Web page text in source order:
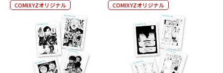
COMIXYZオリジナル COMIXYZオリジナル